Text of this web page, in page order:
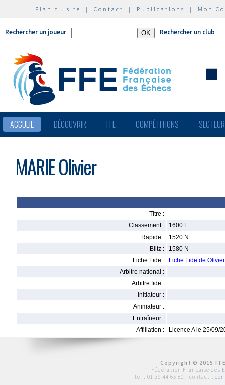
Plan du site | Contact | Publications | Mon
Rechercher un joueur Rechercher un club
ACCUEIL DÉCOUVRIR FFE COMPÉTITIONS
MARIE Olivier
Titre :
Classement :
1600 F
Rapide :
1520 N
Blitz :
1580 N
Fiche Fide :
Fiche Fide de
Arbitre national :
Arbitre fide :
Initiateur :
Animateur :
Entraîneur :
Affiliation :
Licence A le 25/09/
Copyright © 2015
Fédération Française des
tél : 01 39 44 65 80 | contact :